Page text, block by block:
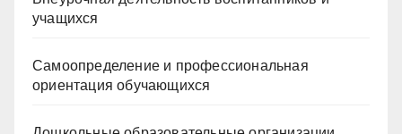
учащихся
Самоопределение и профессиональная
ориентация обучающихся